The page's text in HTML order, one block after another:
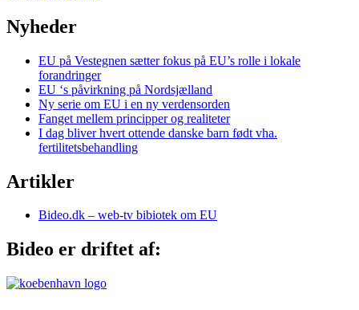
Nyheder
EU på Vestegnen sætter fokus på EU’s rolle i lokale
forandringer
EU ‘s påvirkning på Nordsjælland
Ny serie om EU i en ny verdensorden
Fanget mellem principper og realiteter
I dag bliver hvert ottende danske barn født vha.
fertilitetsbehandling
Artikler
Bideo.dk – web-tv bibiotek om EU
Bideo er driftet af: